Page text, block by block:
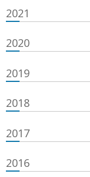
2021
2020
2019
2018
2017
2016